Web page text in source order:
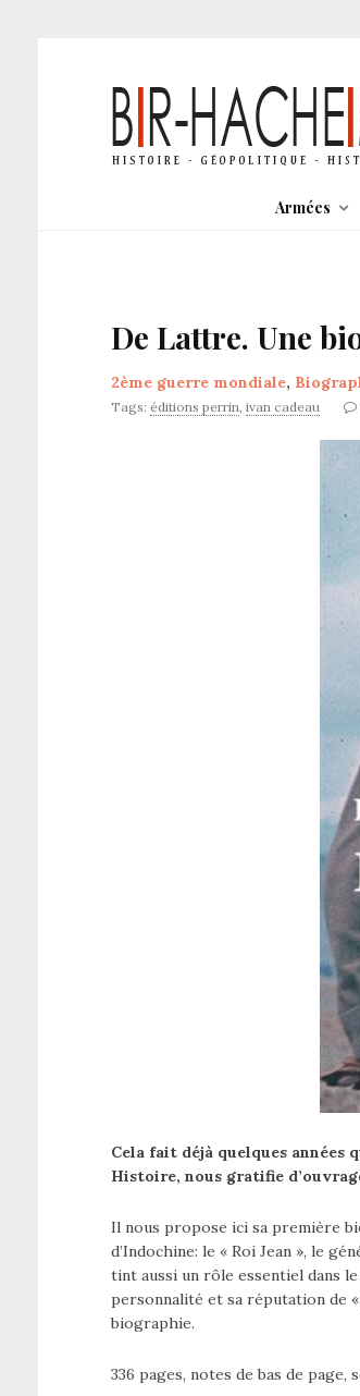
Armées
De Lattre. Une
2ème guerre mondiale,
Tags: éditions perrin, ivan cadeau
Cela fait déjà quelques années
Histoire, nous gratifie
Il nous propose ici sa première
d’Indochine: le « Roi Jean », le
tint aussi un rôle essentiel dans
personnalité et sa réputation de
biographie.
336 pages, notes de bas de